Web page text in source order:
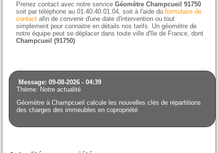
Prenez contact avec notre serviceGéomètre Champcueil 91750
soit par téléphone au 01.40.40.01.04, soit à l'aide duformulaire de
contact afin de convenir d'une date d'intervention ou tout
simplement pour connaitre en détails nos tarifs. Un géomètre de
notre équipe peut se déplacer dans toute ville d'Ile de France, dont
Champcueil (91750)
Message: 09-08-2026 - 04:39
Thème: Notre actualité
Géomètre à Champcueil calcule les nouvelles clés de répartitions
des charges des immeubles en copropriété